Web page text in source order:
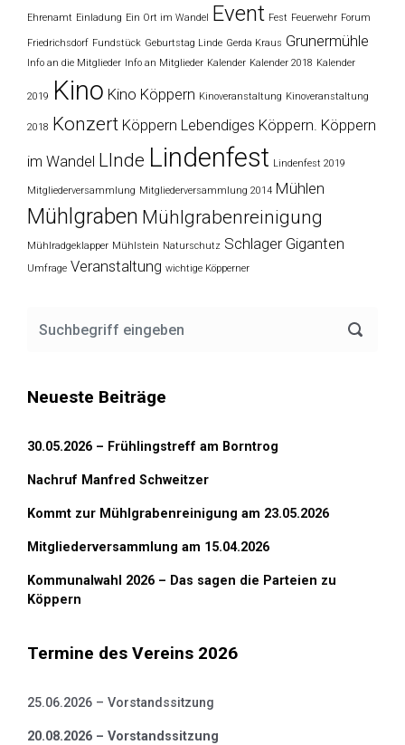
Ehrenamt Einladung Ein Ort im Wandel Event Fest Feuerwehr Forum
Friedrichsdorf Fundstück Geburtstag Linde Gerda Kraus Grunermühle
Info an die Mitglieder Info an Mitglieder Kalender Kalender 2018 Kalender
2019 Kino Kino Köppern Kinoveranstaltung Kinoveranstaltung
2018 Konzert Köppern Lebendiges Köppern. Köppern
im Wandel LInde Lindenfest Lindenfest 2019
Mitgliederversammlung Mitgliederversammlung 2014 Mühlen
Mühlgraben Mühlgrabenreinigung
Mühlradgeklapper Mühlstein Naturschutz Schlager Giganten
Umfrage Veranstaltung wichtige Köpperner
Neueste Beiträge
30.05.2026 – Frühlingstreff am Borntrog
Nachruf Manfred Schweitzer
Kommt zur Mühlgrabenreinigung am 23.05.2026
Mitgliederversammlung am 15.04.2026
Kommunalwahl 2026 – Das sagen die Parteien zu
Köppern
Termine des Vereins 2026
25.06.2026 – Vorstandssitzung
20.08.2026 – Vorstandssitzung